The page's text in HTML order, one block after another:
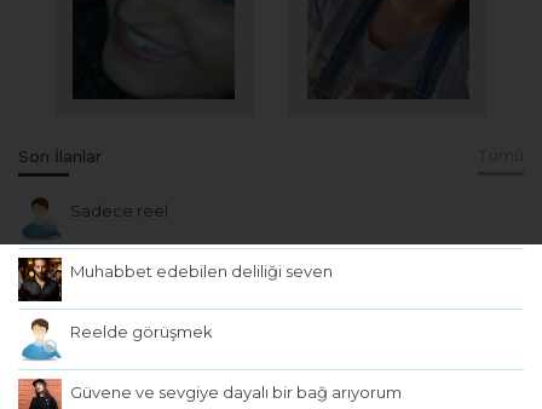
Son İlanlar
Sadece reel
Muhabbet edebilen deliliği seven
Reelde görüşmek
Güvene ve sevgiye dayalı bir bağ arıyorum